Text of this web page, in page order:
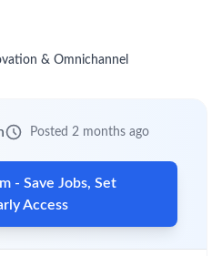
& Omnichannel
Posted 2 months ago
- Save Jobs, Set
Access